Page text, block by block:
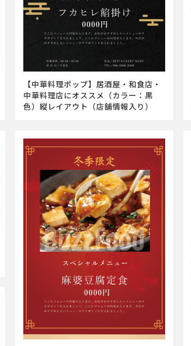
【中華料理ポップ】居酒屋・和食店・
中華料理店にオススメ（カラー：黒
色）縦レイアウト（店舗情報入り）